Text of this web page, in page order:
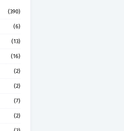
(390)
(6)
(13)
(16)
(2)
(2)
(7)
(2)